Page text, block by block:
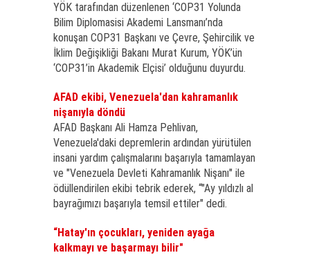
YÖK tarafından düzenlenen ‘COP31 Yolunda
Bilim Diplomasisi Akademi Lansmanı’nda
konuşan COP31 Başkanı ve Çevre, Şehircilik ve
İklim Değişikliği Bakanı Murat Kurum, YÖK’ün
‘COP31’in Akademik Elçisi’ olduğunu duyurdu.
AFAD ekibi, Venezuela'dan kahramanlık
nişanıyla döndü
AFAD Başkanı Ali Hamza Pehlivan,
Venezuela'daki depremlerin ardından yürütülen
insani yardım çalışmalarını başarıyla tamamlayan
ve "Venezuela Devleti Kahramanlık Nişanı" ile
ödüllendirilen ekibi tebrik ederek, “"Ay yıldızlı al
bayrağımızı başarıyla temsil ettiler" dedi.
“Hatay'ın çocukları, yeniden ayağa
kalkmayı ve başarmayı bilir"